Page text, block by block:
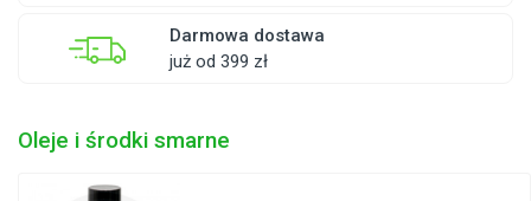
Darmowa dostawa
już od 399 zł
Oleje i środki smarne